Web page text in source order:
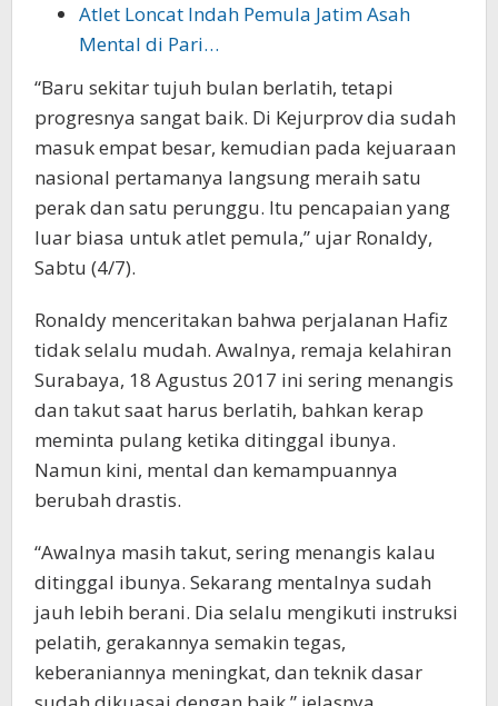
Atlet Loncat Indah Pemula Jatim Asah
Mental di Pari…
“Baru sekitar tujuh bulan berlatih, tetapi
progresnya sangat baik. Di Kejurprov dia sudah
masuk empat besar, kemudian pada kejuaraan
nasional pertamanya langsung meraih satu
perak dan satu perunggu. Itu pencapaian yang
luar biasa untuk atlet pemula,” ujar Ronaldy,
Sabtu (4/7).
Ronaldy menceritakan bahwa perjalanan Hafiz
tidak selalu mudah. Awalnya, remaja kelahiran
Surabaya, 18 Agustus 2017 ini sering menangis
dan takut saat harus berlatih, bahkan kerap
meminta pulang ketika ditinggal ibunya.
Namun kini, mental dan kemampuannya
berubah drastis.
“Awalnya masih takut, sering menangis kalau
ditinggal ibunya. Sekarang mentalnya sudah
jauh lebih berani. Dia selalu mengikuti instruksi
pelatih, gerakannya semakin tegas,
keberaniannya meningkat, dan teknik dasar